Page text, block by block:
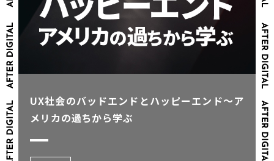
UX社会のバッドエンドとハッピーエンド～ア
メリカの過ちから学ぶ